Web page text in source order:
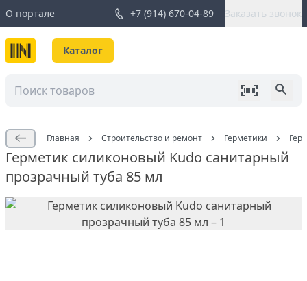
О портале +7 (914) 670-04-89 Заказать звонок
Каталог
Главная Строительство и ремонт Герметики
Герметик силиконовый Kudo санитарный
прозрачный туба 85 мл